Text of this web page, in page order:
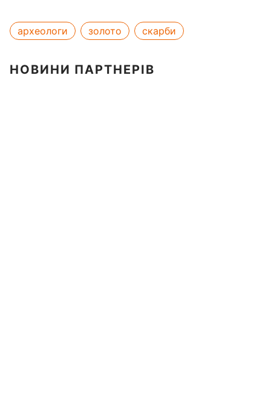
археологи золото скарби
НОВИНИ ПАРТНЕРІВ